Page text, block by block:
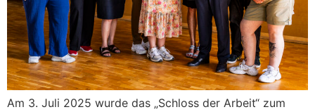
Am 3. Juli 2025 wurde das „Schloss der Arbeit“ zum